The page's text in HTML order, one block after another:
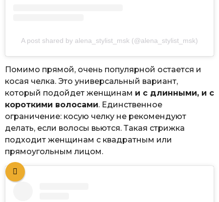
A post shared by alena_stylist_msk (@alena_stylist_msk)
Помимо прямой, очень популярной остается и
косая челка. Это универсальный вариант,
который подойдет женщинам и с длинными, и с
короткими волосами. Единственное
ограничение: косую челку не рекомендуют
делать, если волосы вьются. Такая стрижка
подходит женщинам с квадратным или
прямоугольным лицом.